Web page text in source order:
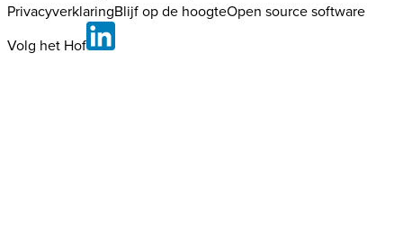
PrivacyverklaringBlijf op de hoogteOpen source software
Volg het Hof